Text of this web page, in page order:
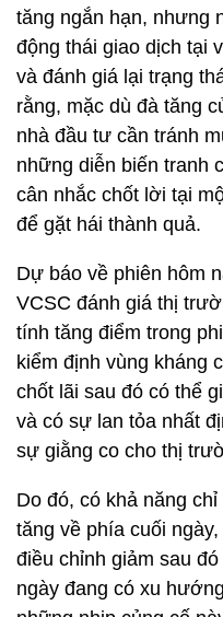
tăng ngắn hạn, nhưng
động thái giao dịch tại
và đánh giá lại trạng
rằng, mặc dù đà tăng
nhà đầu tư cần tránh
những diễn biến tranh
cân nhắc chốt lời tại
để gặt hái thành quả.
Dự báo về phiên hôm
VCSC đánh giá thị
tính tăng điểm trong
kiểm định vùng kháng
chốt lãi sau đó có thể
và có sự lan tỏa nhất
sự giằng co cho thị
Do đó, có khả năng
tăng về phía cuối
điều chỉnh giảm sau
ngày đang có xu